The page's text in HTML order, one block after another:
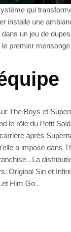
qui
installe une
un jeu de
premier mensonge
The Boys et
le rôle du Petit
après
a imposé dans
. La
Original Sin et
Him Go .